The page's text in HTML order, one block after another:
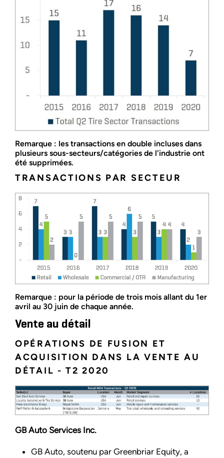
Remarque : les transactions en double incluses dans
plusieurs sous-secteurs/catégories de l'industrie ont
été supprimées.
TRANSACTIONS PAR SECTEUR
Remarque : pour la période de trois mois allant du 1er
avril au 30 juin de chaque année.
Vente au détail
OPÉRATIONS DE FUSION ET
ACQUISITION DANS LA VENTE AU
DÉTAIL - T2 2020
GB Auto Services Inc.
GB Auto, soutenu par Greenbriar Equity, a